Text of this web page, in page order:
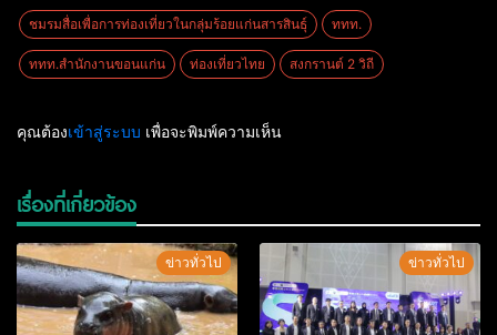
ชมรมสื่อเพื่อการท่องเที่ยวในกลุ่มร้อยแก่นสารสินธุ์ ททท.
ททท.สำนักงานขอนแก่น ท่องเที่ยวไทย สงกรานต์ 2 วิถี
คุณต้องเข้าสู่ระบบ เพื่อจะพิมพ์ความเห็น
เรื่องที่เกี่ยวข้อง
ข่าวทั่วไป ข่าวทั่วไป